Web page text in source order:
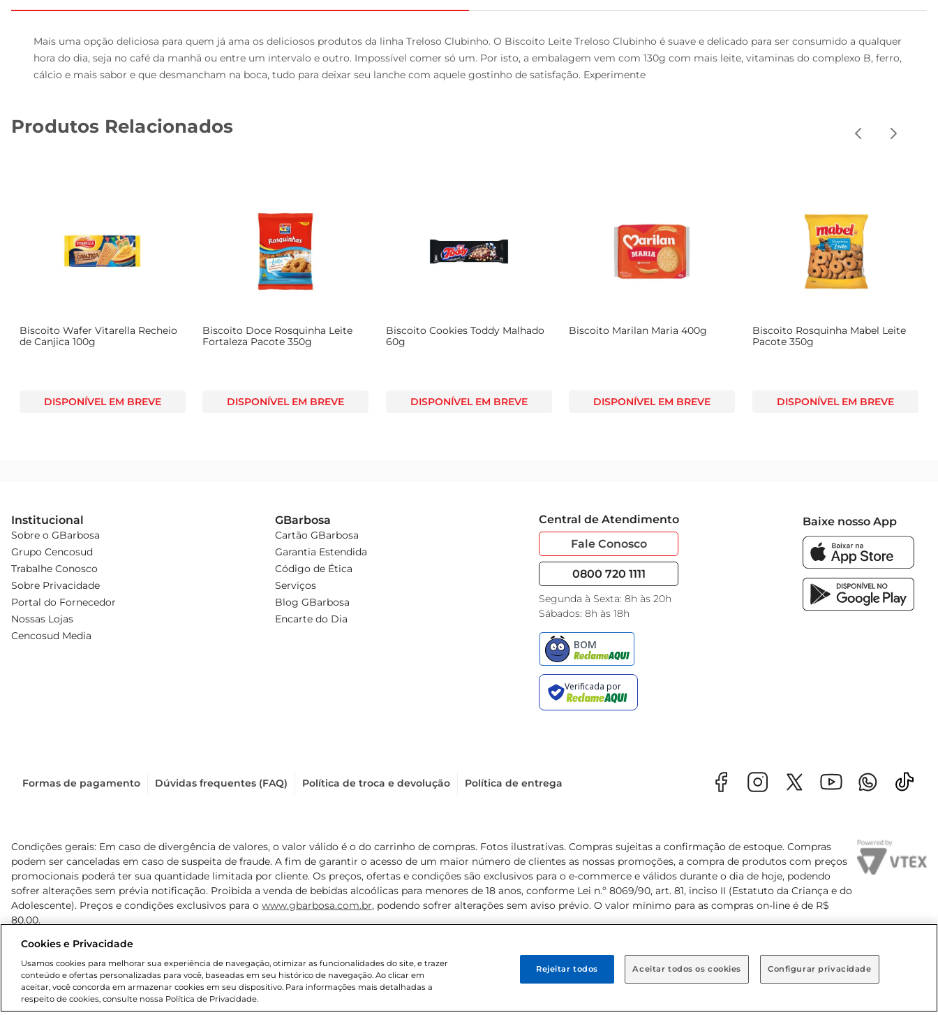
Mais uma opção deliciosa para quem já ama os deliciosos produtos da linha Treloso Clubinho. O Biscoito Leite Treloso Clubinho é suave e delicado para ser consumido a qualquer
hora do dia, seja no café da manhã ou entre um intervalo e outro. Impossível comer só um. Por isto, a embalagem vem com 130g com mais leite, vitaminas do complexo B, ferro,
cálcio e mais sabor e que desmancham na boca, tudo para deixar seu lanche com aquele gostinho de satisfação. Experimente
Produtos Relacionados
Biscoito Wafer Vitarella Recheio
de Canjica 100g
DISPONÍVEL EM BREVE
Biscoito Doce Rosquinha Leite
Fortaleza Pacote 350g
DISPONÍVEL EM BREVE
Biscoito Cookies Toddy Malhado
60g
DISPONÍVEL EM BREVE
Biscoito Marilan Maria 400g
DISPONÍVEL EM BREVE
Biscoito Rosquinha Mabel Leite
Pacote 350g
DISPONÍVEL EM BREVE
Institucional
Sobre o GBarbosa
Grupo Cencosud
Trabalhe Conosco
Sobre Privacidade
Portal do Fornecedor
Nossas Lojas
Cencosud Media
GBarbosa
Cartão GBarbosa
Garantia Estendida
Código de Ética
Serviços
Blog GBarbosa
Encarte do Dia
Central de Atendimento
Fale Conosco
0800 720 1111
Segunda à Sexta: 8h às 20h
Sábados: 8h às 18h
Baixe nosso App
Formas de pagamento Dúvidas frequentes (FAQ) Política de troca e devolução Política de entrega
Condições gerais: Em caso de divergência de valores, o valor válido é o do carrinho de compras. Fotos ilustrativas. Compras sujeitas a confirmação de estoque. Compras
podem ser canceladas em caso de suspeita de fraude. A fim de garantir o acesso de um maior número de clientes as nossas promoções, a compra de produtos com preços
promocionais poderá ter sua quantidade limitada por cliente. Os preços, ofertas e condições são exclusivos para o e-commerce e válidos durante o dia de hoje, podendo
sofrer alterações sem prévia notificação. Proibida a venda de bebidas alcoólicas para menores de 18 anos, conforme Lei n.º 8069/90, art. 81, inciso II (Estatuto da Criança e do
Adolescente). Preços e condições exclusivos para o www.gbarbosa.com.br, podendo sofrer alterações sem aviso prévio. O valor mínimo para as compras on-line é de R$
80,00.
© 2025 Copyright. Todos os direitos reservados Gbarbosa.
Cookies e Privacidade
Usamos cookies para melhorar sua experiência de navegação, otimizar as funcionalidades do site, e trazer
conteúdo e ofertas personalizadas para você, baseadas em seu histórico de navegação. Ao clicar em
aceitar, você concorda em armazenar cookies em seu dispositivo. Para informações mais detalhadas a
respeito de cookies, consulte nossa Política de Privacidade.
Configurar privacidade
Rejeitar todos Aceitar todos os cookies